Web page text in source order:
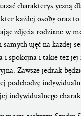
charakterystyczną
każdej osoby oraz
zdjęcia rodzinne w
samych ujęć na każdej
i spokojna i takie też
Zawsze jednak
podchodzę
indywidualnego